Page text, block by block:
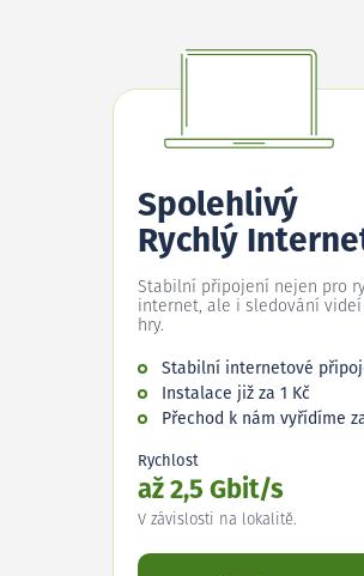
Spolehlivý
Rychlý
Stabilní připojení nejen pro
internet, ale i sledování videí
hry.
Stabilní internetové
Instalace již za 1 Kč
Přechod k nám vyřídíme
Rychlost
až 2,5 Gbit/s
V závislosti na lokalitě.